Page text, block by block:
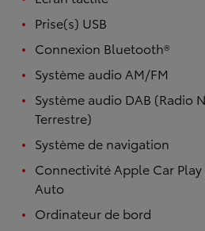
Prise(s) USB
Connexion Bluetooth®
Système audio AM/FM
Système audio DAB (Radio
Terrestre)
Système de navigation
Connectivité Apple Car
Auto
Ordinateur de bord